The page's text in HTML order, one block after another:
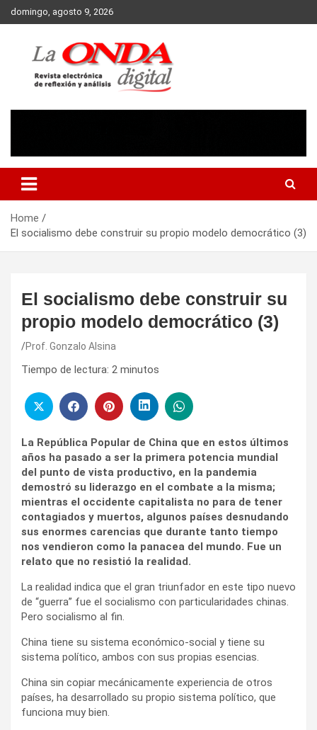
Skip
to
domingo, agosto 9, 2026
Home
El socialismo debe construir su propio modelo democrático (3)
El socialismo debe construir su
propio modelo democrático (3)
Prof. Gonzalo Alsina
Tiempo de lectura: 2 minutos
La República Popular de China que en estos últimos
años ha pasado a ser la primera potencia mundial
del punto de vista productivo, en la pandemia
demostró su liderazgo en el combate a la misma;
mientras el occidente capitalista no para de tener
contagiados y muertos, algunos países desnudando
sus enormes carencias que durante tanto tiempo
nos vendieron como la panacea del mundo. Fue un
relato que no resistió la realidad.
La realidad indica que el gran triunfador en este tipo nuevo
de “guerra” fue el socialismo con particularidades chinas.
Pero socialismo al fin.
China tiene su sistema económico-social y tiene su
sistema político, ambos con sus propias esencias.
China sin copiar mecánicamente experiencia de otros
países, ha desarrollado su propio sistema político, que
funciona muy bien.